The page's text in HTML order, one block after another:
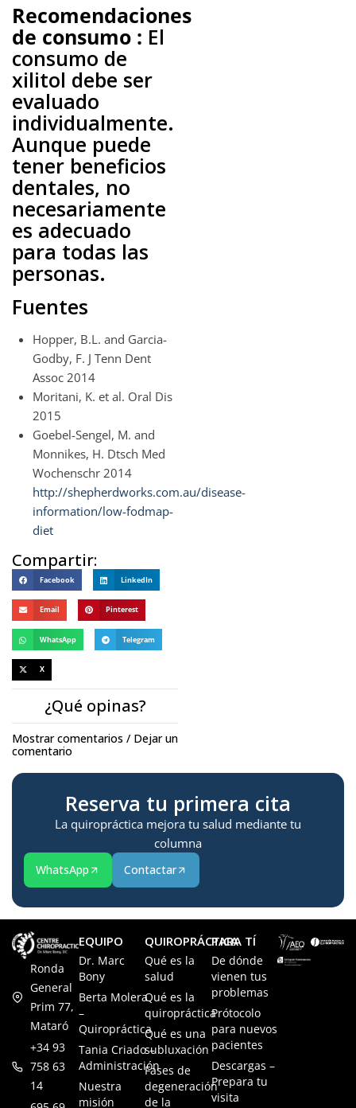
Recomendaciones
de consumo : El
consumo de
xilitol debe ser
evaluado
individualmente.
Aunque puede
tener beneficios
dentales, no
necesariamente
es adecuado
para todas las
personas.
Fuentes
Hopper, B.L. and Garcia-
Godby, F. J Tenn Dent
Assoc 2014
Moritani, K. et al. Oral Dis
2015
Goebel-Sengel, M. and
Monnikes, H. Dtsch Med
Wochenschr 2014
http://shepherdworks.com.au/disease-
information/low-fodmap-
diet
Compartir:
Facebook LinkedIn
Email Pinterest
WhatsApp Telegram
X
¿Qué opinas?
Mostrar comentarios / Dejar un
comentario
Reserva tu primera cita
La quiropráctica mejora tu salud mediante tu
columna
WhatsApp Contactar
Ronda
General
Prim 77,
Mataró
+34 93
758 63
14
EQUIPO
Dr. Marc
Bony
Berta Molera
–
Quiropráctica
Tania Criado –
Administración
Nuestra
misión
QUIROPRÁCTICA
Qué es la
salud
Qué es la
quiropráctica
Qué es una
subluxación
Fases de
degeneración
de la
PARA TÍ
De dónde
vienen tus
problemas
Prótocolo
para nuevos
pacientes
Descargas –
Prepara tu
visita